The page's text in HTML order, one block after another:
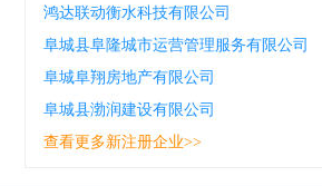
鸿达联动衡水科技有限公司
阜城县阜隆城市运营管理服务有限公司
阜城阜翔房地产有限公司
阜城县渤润建设有限公司
查看更多新注册企业>>